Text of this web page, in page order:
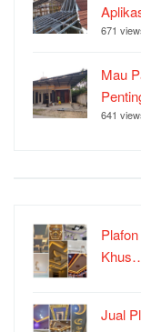
671
Mau
641
Jual